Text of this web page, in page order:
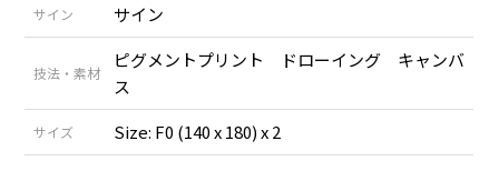
サイン サイン
技法・素材
ピグメントプリント ドローイング キャンバ
ス
サイズ Size: F0 (140 x 180) x 2